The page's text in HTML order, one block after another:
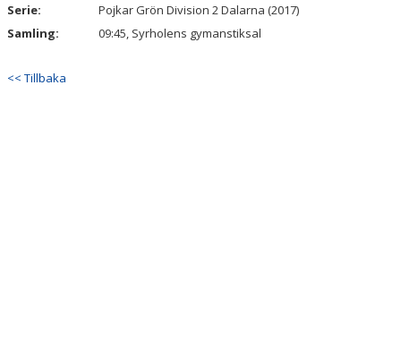
BILDGALLERI
DOKUMENT
KONTAKT
Serie:
Pojkar Grön Division 2 Dalarna (2017)
Samling:
09:45, Syrholens gymanstiksal
<< Tillbaka